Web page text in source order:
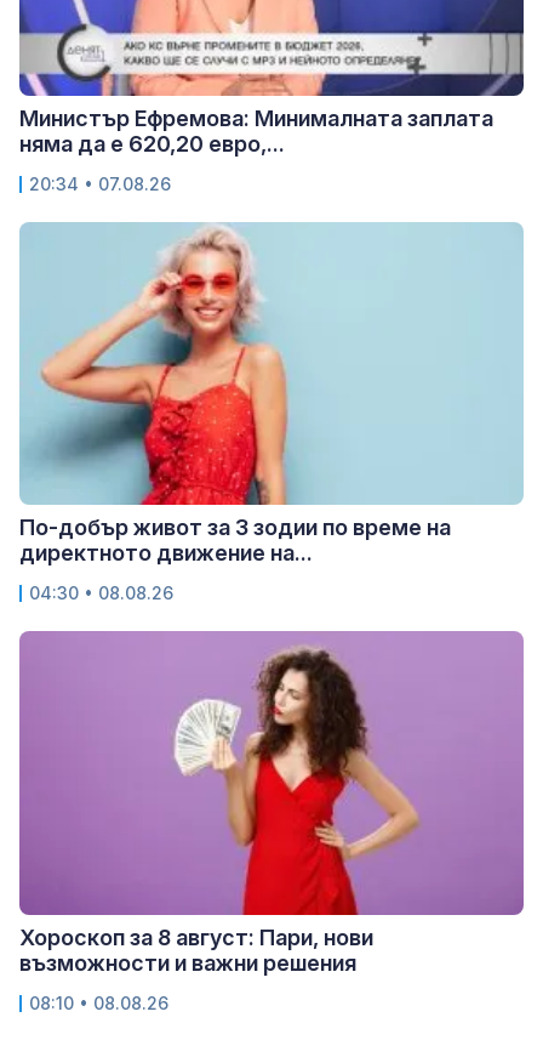
Министър Ефремова: Минималната заплата
няма да е 620,20 евро,...
20:34 • 07.08.26
По-добър живот за 3 зодии по време на
директното движение на...
04:30 • 08.08.26
Хороскоп за 8 август: Пари, нови
възможности и важни решения
08:10 • 08.08.26